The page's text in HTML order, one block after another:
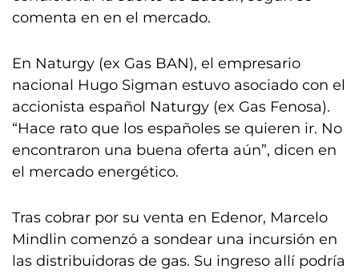
comenta en en el mercado.
En Naturgy (ex Gas BAN), el empresario
nacional Hugo Sigman estuvo asociado con el
accionista español Naturgy (ex Gas Fenosa).
“Hace rato que los españoles se quieren ir. No
encontraron una buena oferta aún”, dicen en
el mercado energético.
Tras cobrar por su venta en Edenor, Marcelo
Mindlin comenzó a sondear una incursión en
las distribuidoras de gas. Su ingreso allí podría